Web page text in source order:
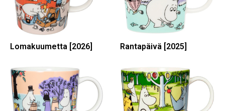
Lomakuumetta [2026] Rantapäivä [2025]